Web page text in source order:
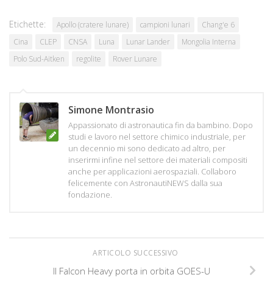
Etichette: Apollo (cratere lunare) campioni lunari
Chang'e 6
Cina
CLEP CNSA Luna Lunar Lander
Mongolia Interna
Polo Sud-Aitken
regolite Rover Lunare
Simone Montrasio
Appassionato di astronautica fin da bambino. Dopo
studi e lavoro nel settore chimico industriale, per
un decennio mi sono dedicato ad altro, per
inserirmi infine nel settore dei materiali compositi
anche per applicazioni aerospaziali. Collaboro
felicemente con AstronautiNEWS dalla sua
fondazione.
ARTICOLO SUCCESSIVO
Il Falcon Heavy porta in orbita GOES-U